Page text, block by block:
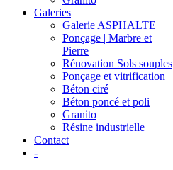
Galeries
Galerie ASPHALTE
Ponçage | Marbre et
Pierre
Rénovation Sols souples
Ponçage et vitrification
Béton ciré
Béton poncé et poli
Granito
Résine industrielle
Contact
-